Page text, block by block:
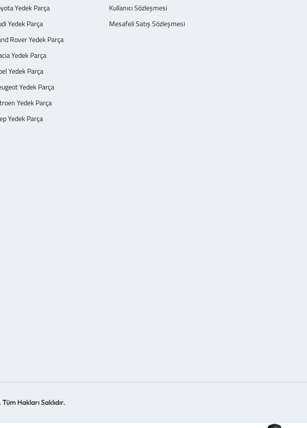
Yedek Parça
Yedek Parça
Rover Yedek Parça
Yedek Parça
Yedek Parça
Yedek Parça
Yedek Parça
Yedek Parça
Kullanıcı Sözleşmesi
Mesafeli Satış Sözleşmesi
Hakları Saklıdır.